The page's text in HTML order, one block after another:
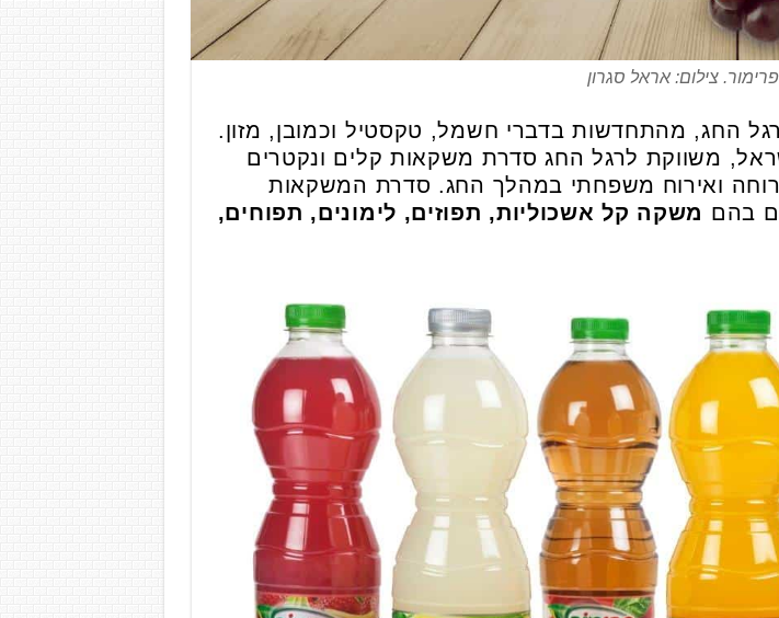
צילום: אראל סגרון
החג, מהתחדשות בדברי חשמל, טקסטיל וכמובן, מזון.
משווקת לרגל החג סדרת משקאות קלים ונקטרים
ואירוח משפחתי במהלך החג. סדרת המשקאות
בהם משקה קל אשכוליות, תפוזים, לימונים, תפוחים,